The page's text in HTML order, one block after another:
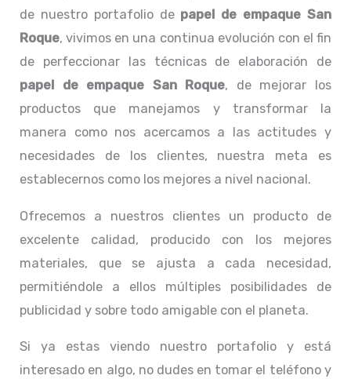
de nuestro portafolio de papel de empaque San
Roque, vivimos en una continua evolución con el fin
de perfeccionar las técnicas de elaboración de
papel de empaque San Roque, de mejorar los
productos que manejamos y transformar la
manera como nos acercamos a las actitudes y
necesidades de los clientes, nuestra meta es
establecernos como los mejores a nivel nacional.
Ofrecemos a nuestros clientes un producto de
excelente calidad, producido con los mejores
materiales, que se ajusta a cada necesidad,
permitiéndole a ellos múltiples posibilidades de
publicidad y sobre todo amigable con el planeta.
Si ya estas viendo nuestro portafolio y está
interesado en algo, no dudes en tomar el teléfono y